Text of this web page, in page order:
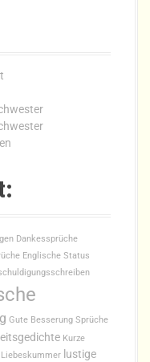
Dankessprüche
Englische Status
Gute Besserung Sprüche
Kurze
Liebeskummer lustige